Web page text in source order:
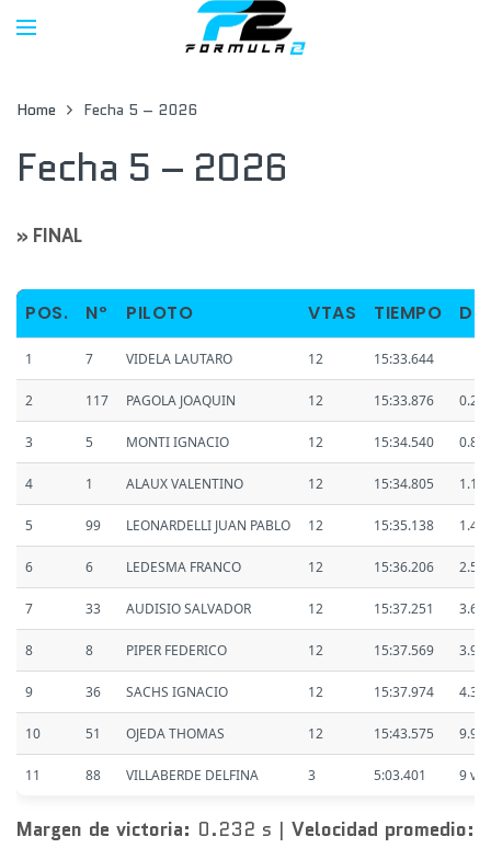
Home Fecha 5 – 2026
Fecha 5 – 2026
» FINAL
POS. Nº PILOTO VTAS TIEMPO
1 7 VIDELA LAUTARO 12 15:33.644
2 117 PAGOLA JOAQUIN 12 15:33.876
3 5 MONTI IGNACIO 12 15:34.540
4 1 ALAUX VALENTINO 12 15:34.805
5 99 LEONARDELLI JUAN PABLO 12 15:35.138
6 6 LEDESMA FRANCO 12 15:36.206
7 33 AUDISIO SALVADOR 12 15:37.251
8 8 PIPER FEDERICO 12 15:37.569
9 36 SACHS IGNACIO 12 15:37.974 4.33
10 51 OJEDA THOMAS 12 15:43.575
11 88 VILLABERDE DELFINA 3 5:03.401 9 vts.
Margen de victoria: 0.232 s | Velocidad promedio: